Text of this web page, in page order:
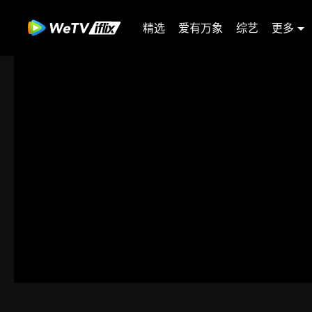
精选 爱有万象 综艺 更多